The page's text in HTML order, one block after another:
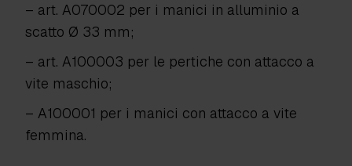
– art. A070002 per i manici in alluminio a
scatto Ø 33 mm;
– art. A100003 per le pertiche con attacco a
vite maschio;
– A100001 per i manici con attacco a vite
femmina.